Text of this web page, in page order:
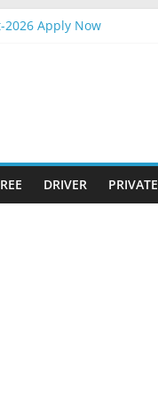
2026 Apply Now
DRIVER PRIVATE